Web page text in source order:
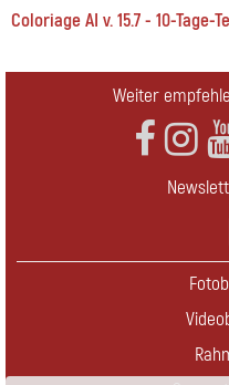
Coloriage AI v. 15.7 - 10-Tage-
Weiter